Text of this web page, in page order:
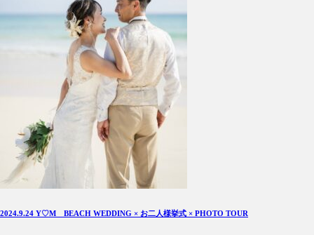
2024.9.24 Y♡M BEACH WEDDING × お二人様挙式 × PHOTO TOUR